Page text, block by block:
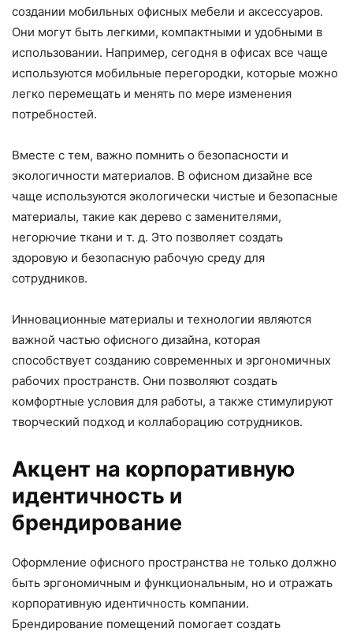
создании мобильных офисных мебели и аксессуаров.
Они могут быть легкими, компактными и удобными в
использовании. Например, сегодня в офисах все чаще
используются мобильные перегородки, которые можно
легко перемещать и менять по мере изменения
потребностей.
Вместе с тем, важно помнить о безопасности и
экологичности материалов. В офисном дизайне все
чаще используются экологически чистые и безопасные
материалы, такие как дерево с заменителями,
негорючие ткани и т. д. Это позволяет создать
здоровую и безопасную рабочую среду для
сотрудников.
Инновационные материалы и технологии являются
важной частью офисного дизайна, которая
способствует созданию современных и эргономичных
рабочих пространств. Они позволяют создать
комфортные условия для работы, а также стимулируют
творческий подход и коллаборацию сотрудников.
Акцент на корпоративную
идентичность и
брендирование
Оформление офисного пространства не только должно
быть эргономичным и функциональным, но и отражать
корпоративную идентичность компании.
Брендирование помещений помогает создать